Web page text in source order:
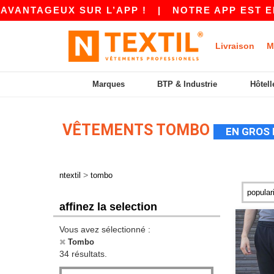
SUR L’APP !|NOTRE APP EST EN
Livraison
Marques BTP & Industrie
VÊTEMENTS TOMBO EN
ntextil > tombo
affinez la selection
Vous avez sélectionné :
Tombo
34 résultats.